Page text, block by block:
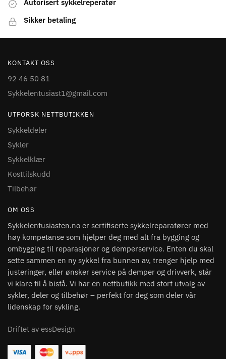
Autorisert sykkelreperatør
Sikker betaling
KONTAKT OSS
92 46 50 81
Sykkelentusiast1@gmail.com
UTFORSK NETTBUTIKKEN
Sykkeldeler
Sykler
Sykkelklær
Kosttilskudd
Tilbehør
OM OSS
Sykkelentusiasten.no er sertifiserte sykkelreparatører med
høy kompetanse som hjelper deg med alt fra bygging og
ombygging til reparasjoner og demperservice. Enten du skal
sette sammen en ny sykkel fra bunnen av, trenger hjelp med
justeringer, eller ønsker service på demper og drivverk, står
vi klare til å bistå. Vi har en nettbutikk med stort utvalg av
sykler, deler og tilbehør – perfekt for deg som deler vår
lidenskap for sykling.
Driftet av essDesign